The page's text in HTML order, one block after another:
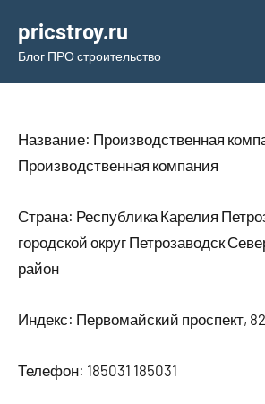
содержимому
pricstroy.ru
Блог ПРО строительство
Название: Производственная
Производственная компания
Страна: Республика Карелия
городской округ Петрозаводск
район
Индекс: Первомайский проспект,
Телефон: 185031 185031